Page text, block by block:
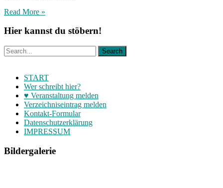
Read More »
Hier kannst du stöbern!
START
Wer schreibt hier?
♥ Veranstaltung melden
Verzeichniseintrag melden
Kontakt-Formular
Datenschutzerklärung
IMPRESSUM
Bildergalerie